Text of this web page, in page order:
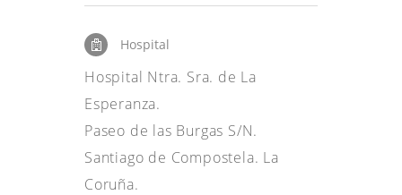
Hospital
Hospital Ntra. Sra. de La
Esperanza.
Paseo de las Burgas S/N.
Santiago de Compostela. La
Coruña.